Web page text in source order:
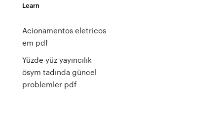
Learn
Acionamentos eletricos
em pdf
Yüzde yüz yayıncılık
ösym tadında güncel
problemler pdf